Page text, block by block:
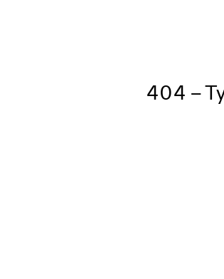
404 –